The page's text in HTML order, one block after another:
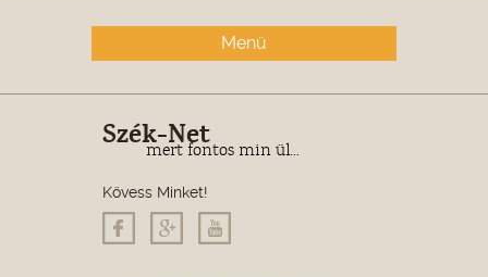
Menü
Szék-Net
mert fontos min ül...
Kövess Minket!